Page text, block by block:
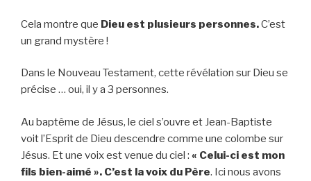
Cela montre que Dieu est plusieurs personnes.C’est
un grand mystère !
Dans le Nouveau Testament, cette révélation sur Dieu se
précise … oui, il y a 3 personnes.
Au baptême de Jésus, le ciel s’ouvre et Jean-Baptiste
voit l’Esprit de Dieu descendre comme une colombe sur
Jésus. Et une voix est venue du ciel : « Celui-ci est mon
fils bien-aimé ». C’est la voix du Père. Ici nous avons